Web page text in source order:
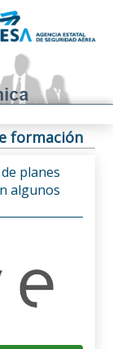
formación
planes
algunos